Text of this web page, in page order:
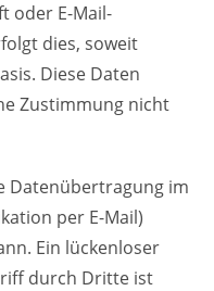
oder E-Mail-
dies, soweit
Diese Daten
Zustimmung nicht
Datenübertragung im
per E-Mail)
Ein lückenloser
durch Dritte ist